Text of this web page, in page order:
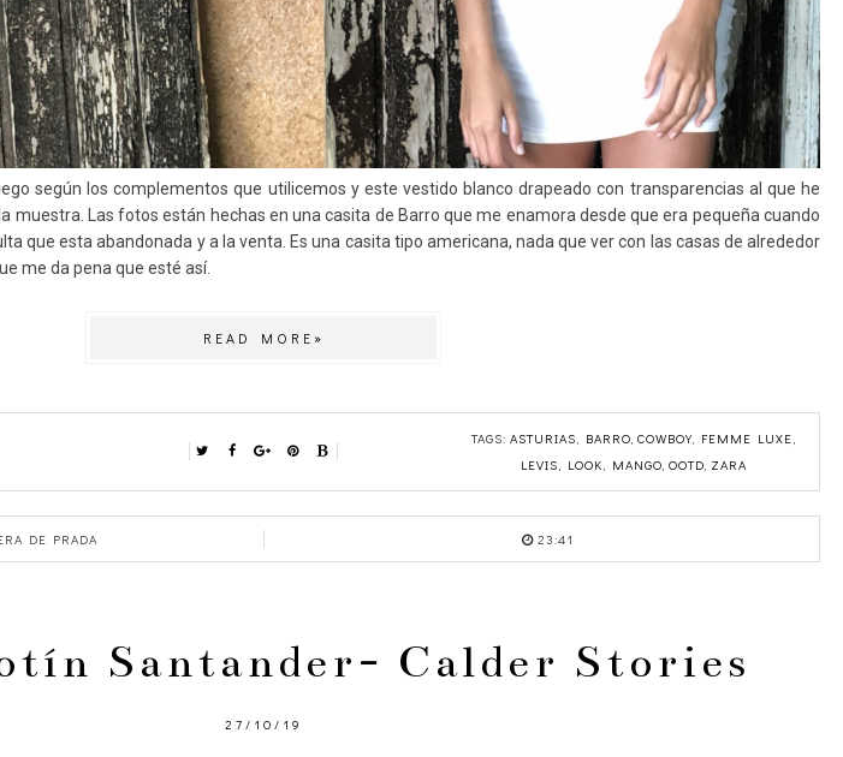
según los complementos que utilicemos y este vestido blanco drapeado con transparencias al que he
muestra. Las fotos están hechas en una casita de Barro que me enamora desde que era pequeña cuando
que esta abandonada y a la venta. Es una casita tipo americana, nada que ver con las casas de alrededor
me da pena que esté así.
READ MORE»
TAGS: ASTURIAS BARRO COWBOY FEMME LUXE
LEVIS
LOOK MANGO OOTD ZARA
DE PRADA 23:41
Santander- Calder Stories
27/10/19